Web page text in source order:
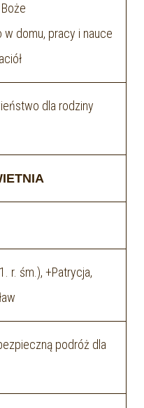
w domu, pracy i nauce
dla rodziny
r. śm.), +Patrycja,
podróż dla